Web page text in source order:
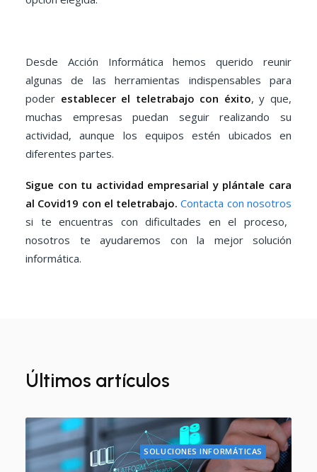
Desde Acción Informática hemos querido reunir
algunas de las herramientas indispensables para
poder establecer el teletrabajo con éxito, y que,
muchas empresas puedan seguir realizando su
actividad, aunque los equipos estén ubicados en
diferentes partes.
Sigue con tu actividad empresarial y plántale cara
al Covid19 con el teletrabajo.Contacta con nosotros
si te encuentras con dificultades en el proceso,
nosotros te ayudaremos con la mejor solución
informática.
Últimos artículos
SOLUCIONES INFORMÁTICAS